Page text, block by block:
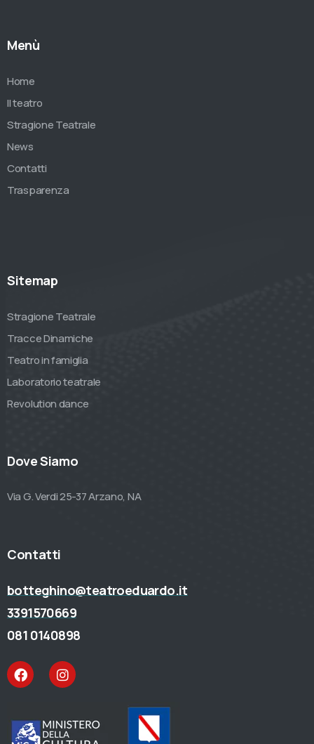
Menù
Home
Il teatro
Stragione Teatrale
News
Contatti
Trasparenza
Sitemap
Stragione Teatrale
Tracce Dinamiche
Teatro in famiglia
Laboratorio teatrale
Revolution dance
Dove Siamo
Via G. Verdi 25-37 Arzano, NA
Contatti
botteghino@teatroeduardo.it
3391570669
081 0140898